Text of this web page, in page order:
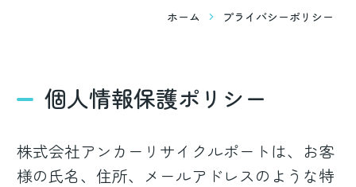
お問い合わせ
CONTACT
ホーム プライバシーポリシー
個人情報保護ポリシー
株式会社アンカーリサイクルポートは、お客
様の氏名、住所、メールアドレスのような特